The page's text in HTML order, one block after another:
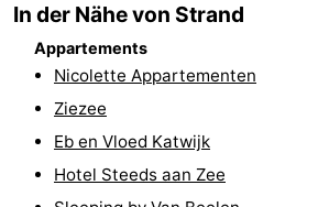
Medizin
Adressen
Region
Nordholland
In der Nähe von Strand
Appartements
Nicolette Appartementen
Ziezee
Eb en Vloed Katwijk
Hotel Steeds aan Zee